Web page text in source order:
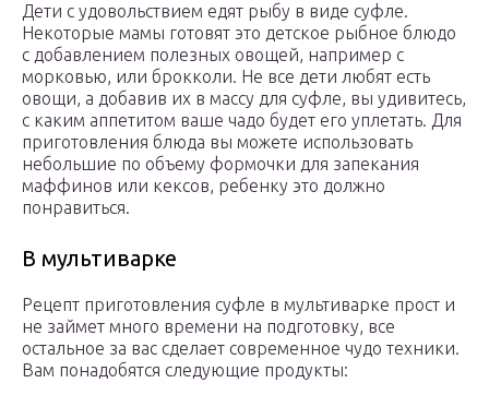
Дети с удовольствием едят рыбу в виде суфле.
Некоторые мамы готовят это детское рыбное блюдо
с добавлением полезных овощей, например с
морковью, или брокколи. Не все дети любят есть
овощи, а добавив их в массу для суфле, вы удивитесь,
с каким аппетитом ваше чадо будет его уплетать. Для
приготовления блюда вы можете использовать
небольшие по объему формочки для запекания
маффинов или кексов, ребенку это должно
понравиться.
В мультиварке
Рецепт приготовления суфле в мультиварке прост и
не займет много времени на подготовку, все
остальное за вас сделает современное чудо техники.
Вам понадобятся следующие продукты: